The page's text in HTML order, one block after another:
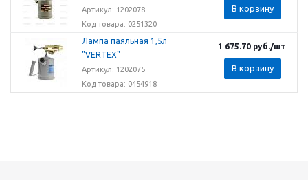
Артикул: 1202078
Код товара: 0251320
В корзину
Лампа паяльная 1,5л
"VERTEX"
Артикул: 1202075
Код товара: 0454918
1 675.70руб./шт
В корзину